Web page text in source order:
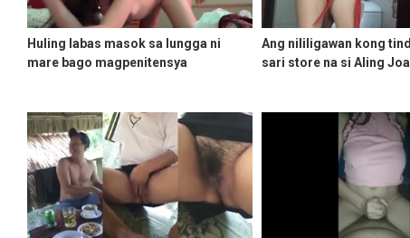
Huling labas masok sa lungga ni
mare bago magpenitensya
Ang nililigawan kong
sari store na si Aling